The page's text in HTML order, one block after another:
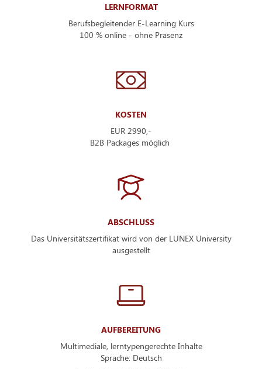
LERNFORMAT
Berufsbegleitender E-Learning Kurs
100 % online - ohne Präsenz
KOSTEN
EUR 2990,-
B2B Packages möglich
ABSCHLUSS
Das Universitätszertifikat wird von der LUNEX University
ausgestellt
AUFBEREITUNG
Multimediale, lerntypengerechte Inhalte
Sprache: Deutsch